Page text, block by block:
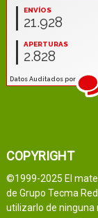
COPYRIGHT
©1999-2025 El
de Grupo Tecma
utilizarlo de ninguna